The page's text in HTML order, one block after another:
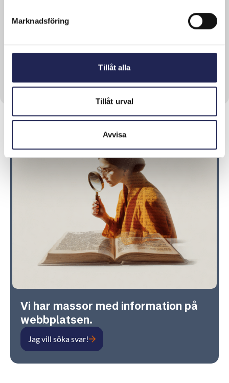
Marknadsföring
Tillåt alla
Tillåt urval
Avvisa
Vi närmar oss vår vision!
färska siffror på kundnöjdhet i olika...
Läs mer om denna Press
Vi har massor med information på
webbplatsen.
Jag vill söka svar!